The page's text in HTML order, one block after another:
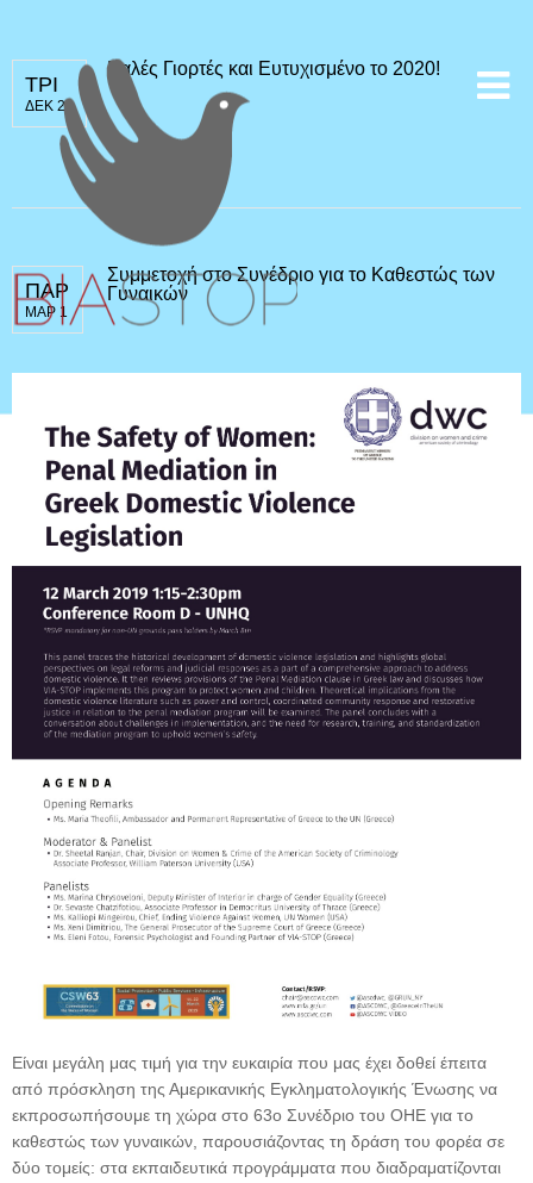
ΤΡΙ
ΔΕΚ 24
Καλές Γιορτές και Ευτυχισμένο το 2020!
ΠΑΡ
ΜΑΡ 1
Συμμετοχή στο Συνέδριο για το Καθεστώς των
Γυναικών
Είναι μεγάλη μας τιμή για την ευκαιρία που μας έχει δοθεί έπειτα
από πρόσκληση της Αμερικανικής Εγκληματολογικής Ένωσης να
εκπροσωπήσουμε τη χώρα στο 63ο Συνέδριο του ΟΗΕ για το
καθεστώς των γυναικών παρουσιάζοντας τη δράση του φορέα σε
δύο τομείς: στα εκπαιδευτικά προγράμματα που διαδραματίζονται